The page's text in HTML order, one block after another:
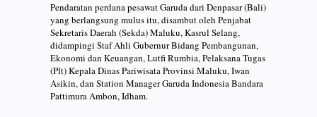
Pendaratan perdana pesawat Garuda dari Denpasar (Bali)
yang berlangsung mulus itu, disambut oleh Penjabat
Sekretaris Daerah (Sekda) Maluku, Kasrul Selang,
didampingi Staf Ahli Gubernur Bidang Pembangunan,
Ekonomi dan Keuangan, Lutfi Rumbia, Pelaksana Tugas
(Plt) Kepala Dinas Pariwisata Provinsi Maluku, Iwan
Asikin, dan Station Manager Garuda Indonesia Bandara
Pattimura Ambon, Idham.